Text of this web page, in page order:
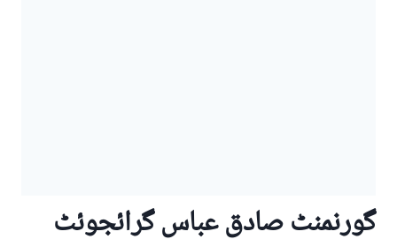
گورنمنٹ صادق عباس گرائجوئٹ